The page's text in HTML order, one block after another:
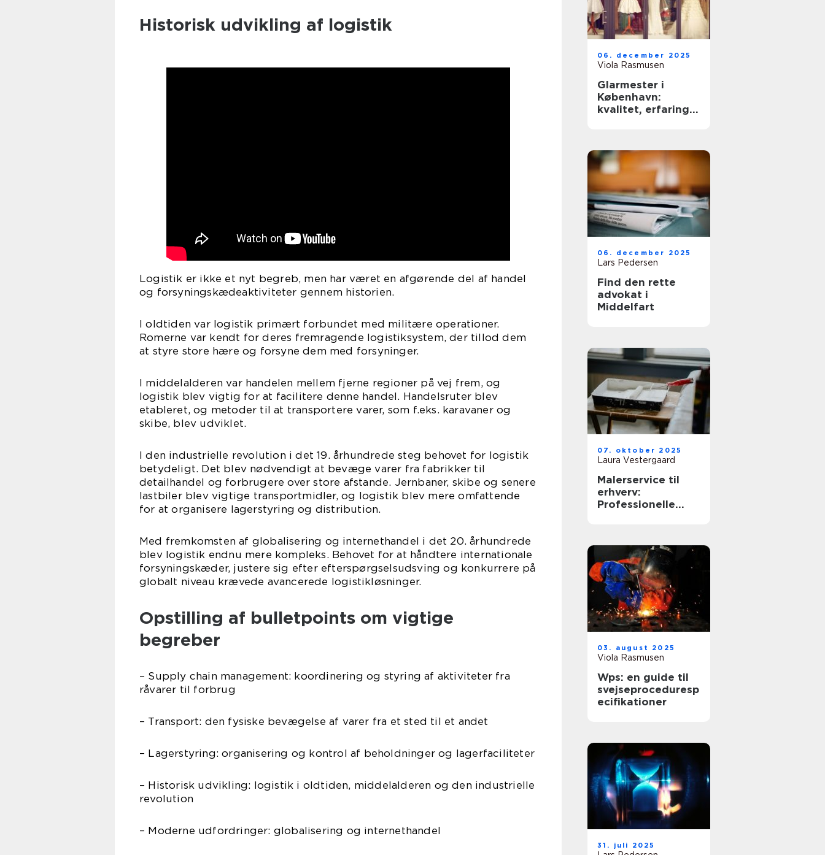
Historisk udvikling af logistik
Logistik er ikke et nyt begreb, men har været en afgørende del af handel
og forsyningskædeaktiviteter gennem historien.
I oldtiden var logistik primært forbundet med militære operationer.
Romerne var kendt for deres fremragende logistiksystem, der tillod dem
at styre store hære og forsyne dem med forsyninger.
I middelalderen var handelen mellem fjerne regioner på vej frem, og
logistik blev vigtig for at facilitere denne handel. Handelsruter blev
etableret, og metoder til at transportere varer, som f.eks. karavaner og
skibe, blev udviklet.
I den industrielle revolution i det 19. århundrede steg behovet for logistik
betydeligt. Det blev nødvendigt at bevæge varer fra fabrikker til
detailhandel og forbrugere over store afstande. Jernbaner, skibe og senere
lastbiler blev vigtige transportmidler, og logistik blev mere omfattende
for at organisere lagerstyring og distribution.
Med fremkomsten af globalisering og internethandel i det 20. århundrede
blev logistik endnu mere kompleks. Behovet for at håndtere internationale
forsyningskæder, justere sig efter efterspørgselsudsving og konkurrere på
globalt niveau krævede avancerede logistikløsninger.
Opstilling af bulletpoints om vigtige
begreber
– Supply chain management: koordinering og styring af aktiviteter fra
råvarer til forbrug
– Transport: den fysiske bevægelse af varer fra et sted til et andet
– Lagerstyring: organisering og kontrol af beholdninger og lagerfaciliteter
– Historisk udvikling: logistik i oldtiden, middelalderen og den industrielle
revolution
– Moderne udfordringer: globalisering og internethandel
06. december 2025
Viola Rasmusen
Glarmester i
København:
kvalitet, erfaring
06. december 2025
Lars Pedersen
Find den rette
advokat i
Middelfart
07. oktober 2025
Laura Vestergaard
Malerservice til
erhverv:
Professionelle
03. august 2025
Viola Rasmusen
Wps: en guide til
svejseproceduresp
ecifikationer
31. juli 2025